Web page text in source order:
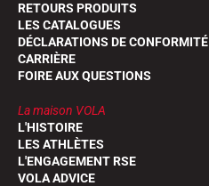
RETOURS PRODUITS
LES CATALOGUES
DÉCLARATIONS DE CONFORMITÉ
CARRIÈRE
FOIRE AUX QUESTIONS
La maison VOLA
L'HISTOIRE
LES ATHLÈTES
L'ENGAGEMENT RSE
VOLA ADVICE